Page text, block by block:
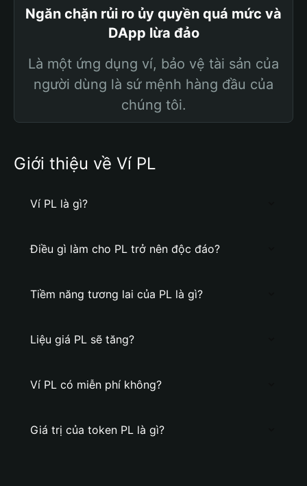
Ngăn chặn rủi ro ủy quyền quá mức và
DApp lừa đảo
Là một ứng dụng ví, bảo vệ tài sản của
người dùng là sứ mệnh hàng đầu của
chúng tôi.
Giới thiệu về Ví PL
Ví PL là gì?
Điều gì làm cho PL trở nên độc đáo?
Tiềm năng tương lai của PL là gì?
Liệu giá PL sẽ tăng?
Ví PL có miễn phí không?
Giá trị của token PL là gì?